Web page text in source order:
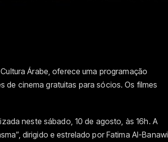
Árabe, oferece uma programação
de cinema gratuitas para sócios. Os filmes
neste sábado, 10 de agosto, às 16h. A
dirigido e estrelado por Fatima Al-Banawi,